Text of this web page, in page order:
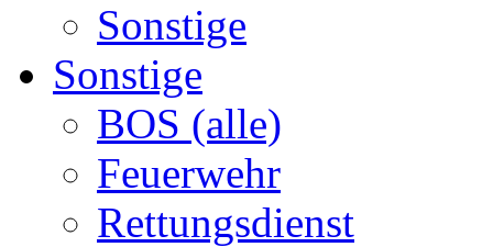
Sonstige
Sonstige
BOS (alle)
Feuerwehr
Rettungsdienst